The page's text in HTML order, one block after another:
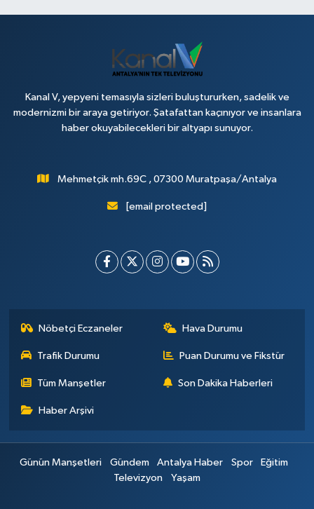
Kanal V, yepyeni temasıyla sizleri buluştururken, sadelik ve
modernizmi bir araya getiriyor. Şatafattan kaçınıyor ve insanlara
haber okuyabilecekleri bir altyapı sunuyor.
Mehmetçik mh.69C , 07300 Muratpaşa/Antalya
[email protected]
Nöbetçi Eczaneler Hava Durumu
Trafik Durumu Puan Durumu ve Fikstür
Tüm Manşetler Son Dakika Haberleri
Haber Arşivi
Günün Manşetleri Gündem Antalya Haber Spor
Eğitim
Televizyon
Yaşam